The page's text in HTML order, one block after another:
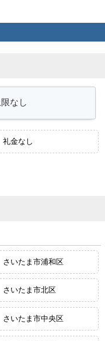
礼金なし
さいたま市浦和区
さいたま市北区
さいたま市中央区